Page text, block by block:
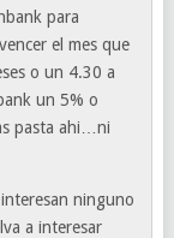
para
el mes que
o un 4.30 a
un 5% o
pasta ahi…ni
ninguno
a interesar